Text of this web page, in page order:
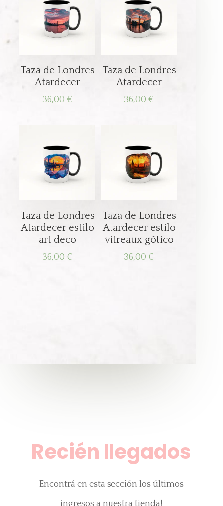
Taza de Londres
Atardecer
36,00€
Taza de Londres
Atardecer
36,00€
Taza de Londres
Atardecer estilo
art deco
36,00€
Taza de Londres
Atardecer estilo
vitreaux gótico
36,00€
Recién llegados
Encontrá en esta sección los últimos
ingresos a nuestra tienda!